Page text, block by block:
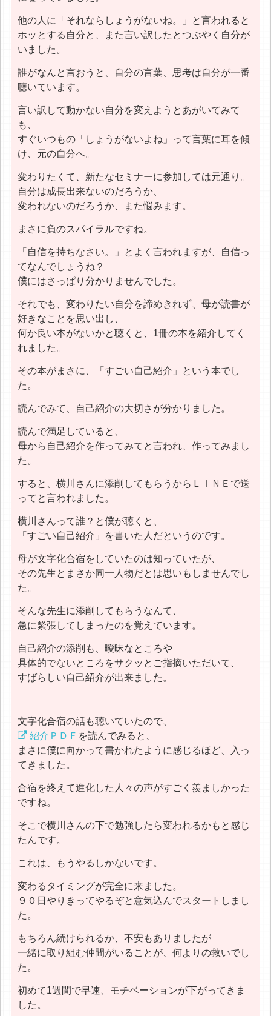
他の人に「それならしょうがないね。」と言われると
ホッとする自分と、また言い訳したとつぶやく自分が
いました。
誰がなんと言おうと、自分の言葉、思考は自分が一番
聴いています。
言い訳して動かない自分を変えようとあがいてみて
も、
すぐいつもの「しょうがないよね」って言葉に耳を傾
け、元の自分へ。
変わりたくて、新たなセミナーに参加しては元通り。
自分は成長出来ないのだろうか、
変われないのだろうか、また悩みます。
まさに負のスパイラルですね。
「自信を持ちなさい。」とよく言われますが、自信っ
てなんでしょうね？
僕にはさっぱり分かりませんでした。
それでも、変わりたい自分を諦めきれず、母が読書が
好きなことを思い出し、
何か良い本がないかと聴くと、1冊の本を紹介してく
れました。
その本がまさに、「すごい自己紹介」という本でし
た。
読んでみて、自己紹介の大切さが分かりました。
読んで満足していると、
母から自己紹介を作ってみてと言われ、作ってみまし
た。
すると、横川さんに添削してもらうからＬＩＮＥで送
ってと言われました。
横川さんって誰？と僕が聴くと、
「すごい自己紹介」を書いた人だというのです。
母が文字化合宿をしていたのは知っていたが、
その先生とまさか同一人物だとは思いもしませんでし
た。
そんな先生に添削してもらうなんて、
急に緊張してしまったのを覚えています。
自己紹介の添削も、曖昧なところや
具体的でないところをサクッとご指摘いただいて、
すばらしい自己紹介が出来ました。
文字化合宿の話も聴いていたので、
紹介ＰＤＦ を読んでみると、
まさに僕に向かって書かれたように感じるほど、入っ
てきました。
合宿を終えて進化した人々の声がすごく羨ましかった
ですね。
そこで横川さんの下で勉強したら変われるかもと感じ
たんです。
これは、もうやるしかないです。
変わるタイミングが完全に来ました。
９０日やりきってやるぞと意気込んでスタートしまし
た。
もちろん続けられるか、不安もありましたが
一緒に取り組む仲間がいることが、何よりの救いでし
た。
初めて1週間で早速、モチベーションが下がってきま
した。